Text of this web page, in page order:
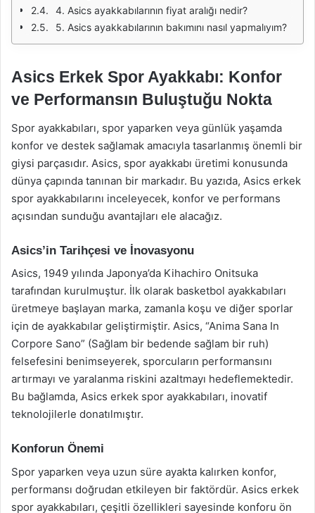
4. Asics ayakkabılarının fiyat aralığı nedir?
5. Asics ayakkabılarının bakımını nasıl yapmalıyım?
Asics Erkek Spor Ayakkabı: Konfor
ve Performansın Buluştuğu Nokta
Spor ayakkabıları, spor yaparken veya günlük yaşamda
konfor ve destek sağlamak amacıyla tasarlanmış önemli bir
giysi parçasıdır. Asics, spor ayakkabı üretimi konusunda
dünya çapında tanınan bir markadır. Bu yazıda, Asics erkek
spor ayakkabılarını inceleyecek, konfor ve performans
açısından sunduğu avantajları ele alacağız.
Asics’in Tarihçesi ve İnovasyonu
Asics, 1949 yılında Japonya’da Kihachiro Onitsuka
tarafından kurulmuştur. İlk olarak basketbol ayakkabıları
üretmeye başlayan marka, zamanla koşu ve diğer sporlar
için de ayakkabılar geliştirmiştir. Asics, “Anima Sana In
Corpore Sano” (Sağlam bir bedende sağlam bir ruh)
felsefesini benimseyerek, sporcuların performansını
artırmayı ve yaralanma riskini azaltmayı hedeflemektedir.
Bu bağlamda, Asics erkek spor ayakkabıları, inovatif
teknolojilerle donatılmıştır.
Konforun Önemi
Spor yaparken veya uzun süre ayakta kalırken konfor,
performansı doğrudan etkileyen bir faktördür. Asics erkek
spor ayakkabıları, çeşitli özellikleri sayesinde konforu ön